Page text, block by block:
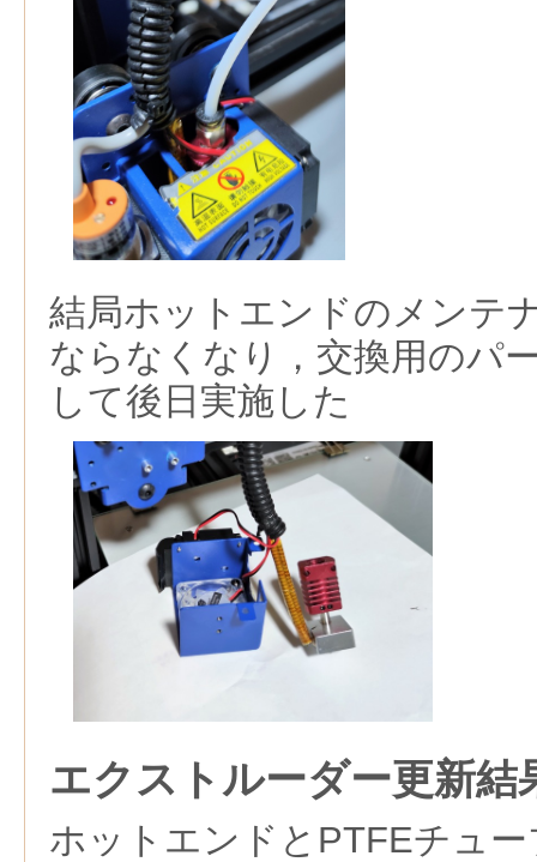
結局ホットエンドのメンテ
ならなくなり，交換用のパ
して後日実施した
エクストルーダー更新結
ホットエンドとPTFEチュ